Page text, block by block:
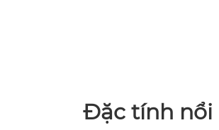
Đặc tính nổi